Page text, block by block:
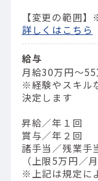
【変更の範囲
詳しくはこちら
給与
月給30万円～
※経験やスキル
決定します
昇給／年１回
賞与／年２回
諸手当／残業手
（上限5万円／
※上記は規定に